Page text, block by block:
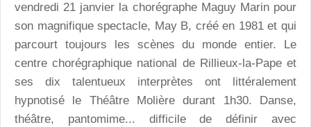
vendredi 21 janvier la chorégraphe Maguy Marin pour
son magnifique spectacle, May B, créé en 1981 et qui
parcourt toujours les scènes du monde entier. Le
centre chorégraphique national de Rillieux-la-Pape et
ses dix talentueux interprètes ont littéralement
hypnotisé le Théâtre Molière durant 1h30. Danse,
théâtre, pantomime... difficile de définir avec